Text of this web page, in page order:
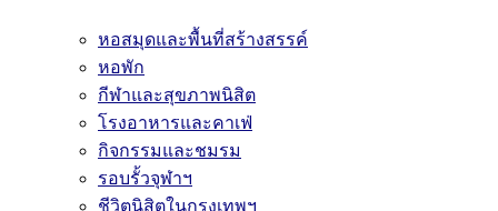
หอสมุดและพื้นที่สร้างสรรค์
หอพัก
กีฬาและสุขภาพนิสิต
โรงอาหารและคาเฟ่
กิจกรรมและชมรม
รอบรั้วจุฬาฯ
ชีวิตนิสิตในกรุงเทพฯ